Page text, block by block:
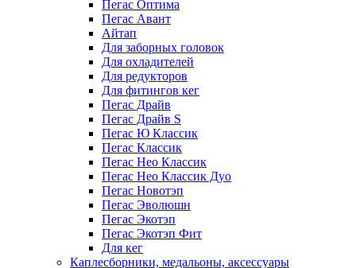
Пегас Оптима
Пегас Авант
Айтап
Для заборных головок
Для охладителей
Для редукторов
Для фитингов кег
Пегас Драйв
Пегас Драйв S
Пегас Ю Классик
Пегас Классик
Пегас Нео Классик
Пегас Нео Классик Дуо
Пегас Новотэп
Пегас Эволюшн
Пегас Экотэп
Пегас Экотэп Фит
Для кег
Каплесборники, медальоны, аксессуары